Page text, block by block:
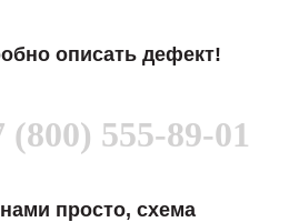
описать дефект!
(800) 555-89-01
просто, схема